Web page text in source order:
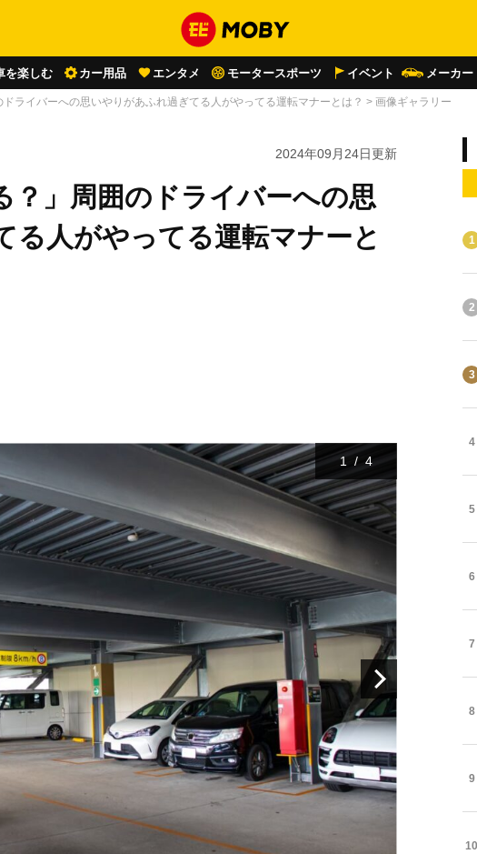
を楽しむ カー用品 エンタメ モータースポーツ イベント メーカー
ドライバーへの思いやりがあふれ過ぎてる人がやってる運転マナーとは？ > 画像ギャラリー
2024年09月24日更新
？」周囲のドライバーへの思
る人がやってる運転マナーと
1 / 4
1
2
3
4
5
6
7
8
9
10